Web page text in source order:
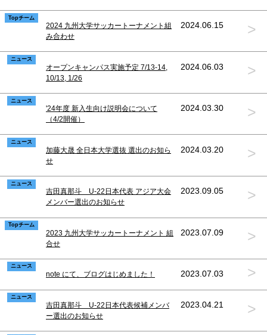
Topチーム
2024 九州大学サッカートーナメント組
み合わせ
2024.06.15 >
ニュース
オープンキャンパス実施予定 7/13-14,
10/13, 1/26
2024.06.03 >
ニュース
'24年度 新入生向け説明会について
（4/2開催）
2024.03.30 >
ニュース
加藤大晟 全日本大学選抜 選出のお知ら
せ
2024.03.20 >
ニュース
吉田真那斗 U-22日本代表 アジア大会
メンバー選出のお知らせ
2023.09.05 >
Topチーム
2023 九州大学サッカートーナメント 組
合せ
2023.07.09 >
ニュース
note にて、ブログはじめました！ 2023.07.03 >
ニュース
吉田真那斗 U-22日本代表候補メンバ
ー選出のお知らせ
2023.04.21 >